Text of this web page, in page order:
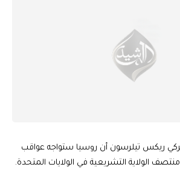
ريكس تيلرسون أن روسيا ستواجه عواقب
الولاية التشريعية في الولايات المتحدة.